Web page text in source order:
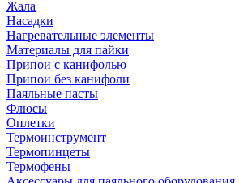
Жала
Насадки
Нагревательные элементы
Материалы для пайки
Припои с канифолью
Припои без канифоли
Паяльные пасты
Флюсы
Оплетки
Термоинструмент
Термопинцеты
Термофены